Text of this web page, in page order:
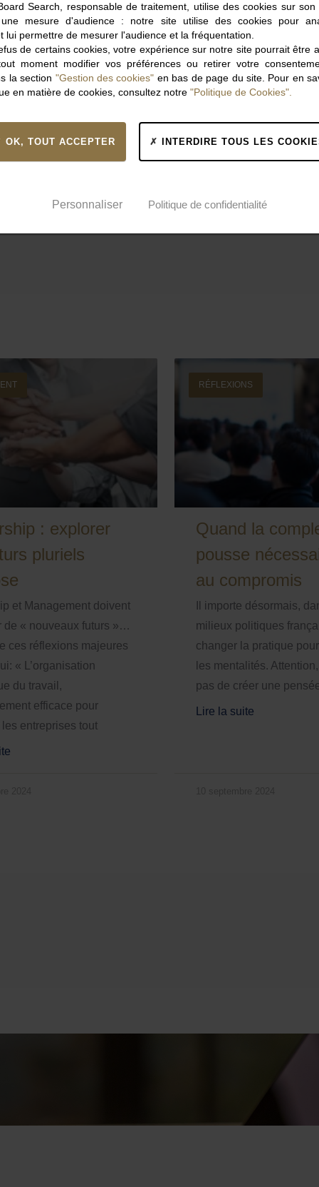
fonctions intermédiaires
: explorer
pluriels
et Management doivent
de « nouveaux futurs »…
ces réflexions majeures
« L’organisation
du travail,
efficace pour
les entreprises tout
RÉFLEXIONS
Quand la
pousse
au compromis
Il importe désormais,
milieux politiques
changer la pratique
les mentalités.
pas de créer une
Lire la suite
Search, responsable de traitement, utilise des cookies sur
une mesure d'audience : notre site utilise des cookies pour
lui permettre de mesurer l'audience et la fréquentation.
de certains cookies, votre expérience sur notre site pourrait être
moment modifier vos préférences ou retirer votre
la section "Gestion des cookies" en bas de page du site. Pour en
en matière de cookies, consultez notre "Politique de Cookies".
OK, TOUT ACCEPTER INTERDIRE TOUS LES
Personnaliser Politique de confidentialité